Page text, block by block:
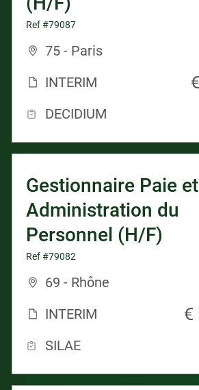
Ref #79087
75 - Paris
INTERIM
DECIDIUM
Gestionnaire Paie et
Administration du
Personnel (H/F)
Ref #79082
69 - Rhône
INTERIM
SILAE